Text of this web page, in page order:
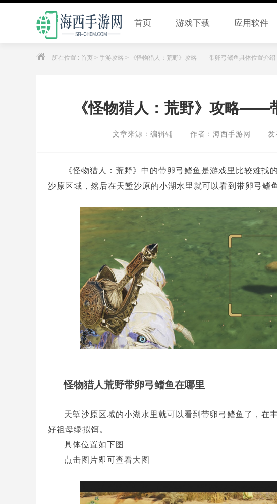
首页 游戏下载 应用软件
所在位置 : 首页 > 手游攻略 > 《怪物猎人：荒野》攻略——带卵弓鳍鱼具体位置介绍
《怪物猎人：荒野》攻略——
文章来源：编辑铺 作者：海西手游网
《怪物猎人：荒野》中的带卵弓鳍鱼是游戏里比较难
沙原区域，然后在天堑沙原的小湖水里就可以看到带卵弓鳍
怪物猎人荒野带卵弓鳍鱼在哪里
天堑沙原区域的小湖水里就可以看到带卵弓鳍鱼了，在
好祖母绿拟饵。
具体位置如下图
点击图片即可查看大图